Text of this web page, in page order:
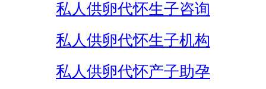
私人供卵代怀生子咨询
私人供卵代怀生子机构
私人供卵代怀产子助孕